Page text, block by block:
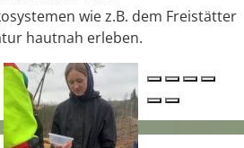
wie z.B. dem Freistätter
hautnah erleben.